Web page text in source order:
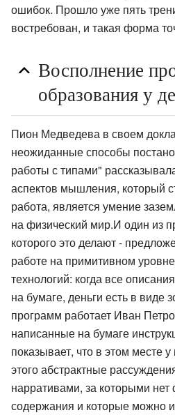
ошибок. Прошло уже пять
востребован, и такая форма
Восполнение
образования у
Пион Медведева в своем
неожиданные способы
работы с типами"
аспектов мышления, который
работа, является умение
на физический мир.И один из
которого это делают -
работе на примитивном
технологий: когда все
на бумаге, деньги есть в виде
программ работает Иван
написанные на бумаге
показывает, что в этом месте
этого абстрактные
нарративами, за которыми нет
содержания и которые можно